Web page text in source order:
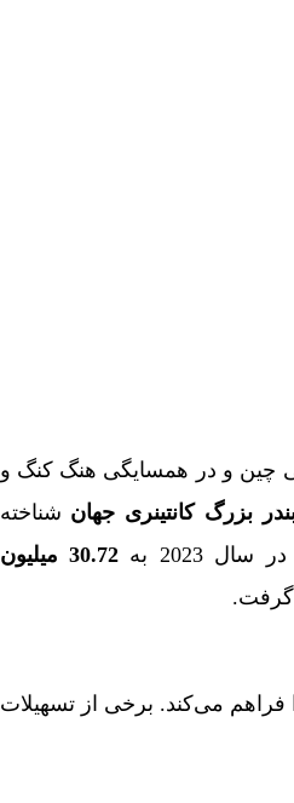
چین و در همسایگی هنگ کنگ و
بزرگ کانتینری جهان شناخته
2023 به 30.72 میلیون
گرفت.
می‌کند. برخی از تسهیلات